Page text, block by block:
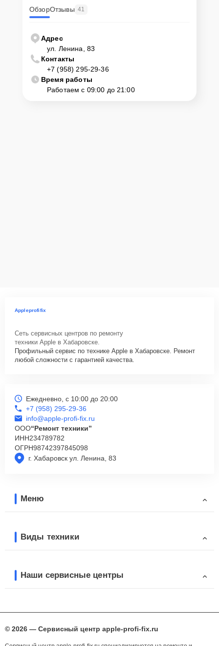
ОбзорОтзывы 41
Адрес
ул. Ленина, 83
Контакты
+7 (958) 295-29-36
Время работы
Работаем с 09:00 до 21:00
Appleprofifix
Сеть сервисных центров по ремонту
техники Apple в Хабаровске.
Профильный сервис по технике Apple в Хабаровске. Ремонт
любой сложности с гарантией качества.
г. Хабаровск ул. Ленина, 83
Ежедневно, с 10:00 до 20:00
+7 (958) 295-29-36
info@apple-profi-fix.ru
ООО“Ремонт техники”
ИНН234789782
ОГРН98742397845098
Меню
Виды техники
Наши сервисные центры
© 2026 — Сервисный центр apple-profi-fix.ru